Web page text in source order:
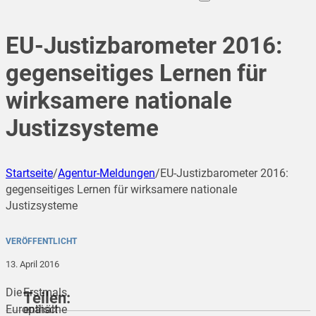
EU-Justizbarometer 2016:
gegenseitiges Lernen für
wirksamere nationale
Justizsysteme
Startseite/Agentur-Meldungen/EU-Justizbarometer 2016:
gegenseitiges Lernen für wirksamere nationale
Justizsysteme
VERÖFFENTLICHT
13. April 2016
Die
Europäische
Erstmals
enthält
Teilen: